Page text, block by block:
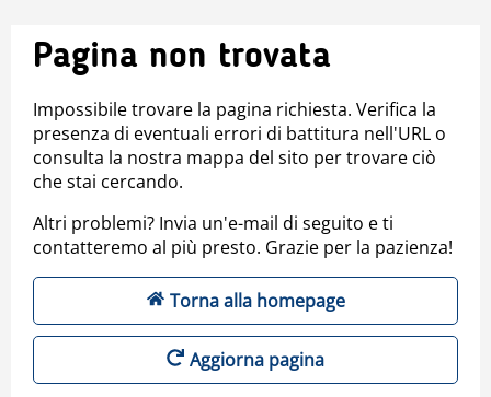
Pagina non trovata
Impossibile trovare la pagina richiesta. Verifica la
presenza di eventuali errori di battitura nell'URL o
consulta la nostra mappa del sito per trovare ciò
che stai cercando.
Altri problemi? Invia un'e-mail di seguito e ti
contatteremo al più presto. Grazie per la pazienza!
Torna alla homepage
Aggiorna pagina